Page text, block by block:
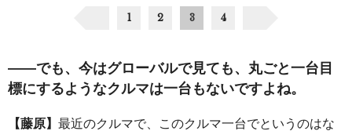
1 2 3 4
――でも、今はグローバルで見ても、丸ごと一台目
標にするようなクルマは一台もないですよね。
【藤原】 最近のクルマで、このクルマ一台でというのはな